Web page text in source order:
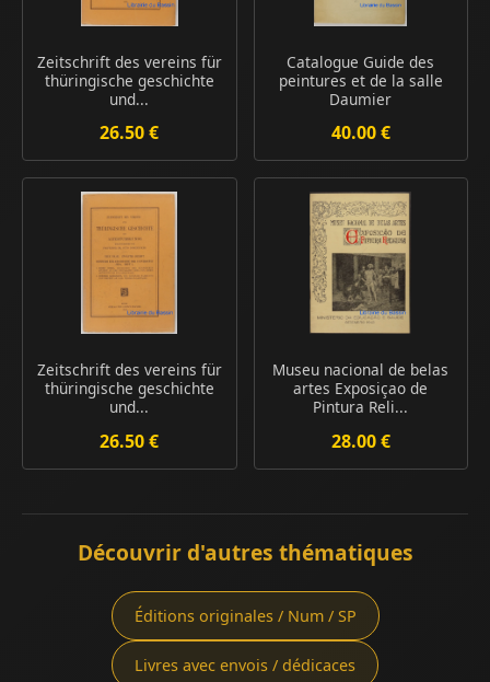
Zeitschrift des vereins für
thüringische geschichte
und...
26.50 €
Catalogue Guide des
peintures et de la salle
Daumier
40.00 €
Zeitschrift des vereins für
thüringische geschichte
und...
26.50 €
Museu nacional de belas
artes Exposiçao de
Pintura Reli...
28.00 €
Découvrir d'autres thématiques
Éditions originales / Num / SP
Livres avec envois / dédicaces